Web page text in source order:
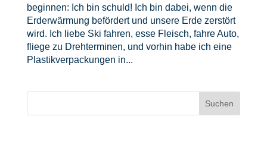
beginnen: Ich bin schuld! Ich bin dabei, wenn die
Erderwärmung befördert und unsere Erde zerstört
wird. Ich liebe Ski fahren, esse Fleisch, fahre Auto,
fliege zu Drehterminen, und vorhin habe ich eine
Plastikverpackungen in...